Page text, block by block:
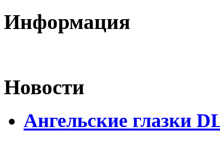
Информация
Новости
Ангельские глазки